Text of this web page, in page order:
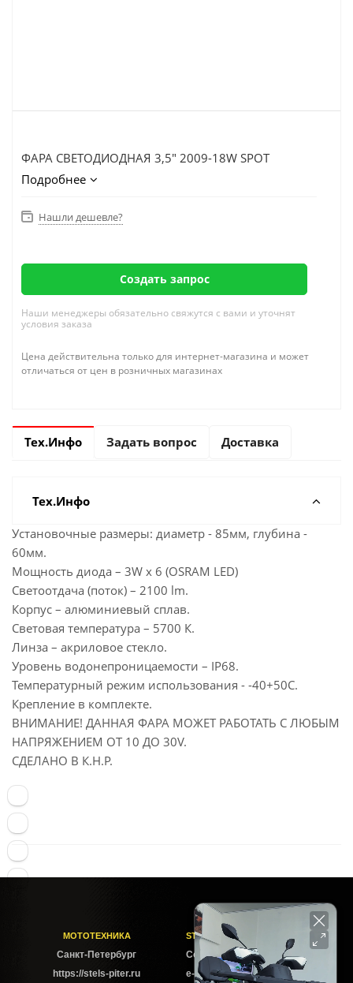
ФАРА СВЕТОДИОДНАЯ 3,5" 2009-18W SPOT
Подробнее
Нашли дешевле?
Создать запрос
Наши менеджеры обязательно свяжутся с вами и уточнят
условия заказа
Цена действительна только для интернет-магазина и может
отличаться от цен в розничных магазинах
Тех.Инфо Задать вопрос Доставка
Тех.Инфо
Установочные размеры: диаметр - 85мм, глубина -
60мм.
Мощность диода – 3W х 6 (OSRAM LED)
Светоотдача (поток) – 2100 lm.
Корпус – алюминиевый сплав.
Световая температура – 5700 К.
Линза – акриловое стекло.
Уровень водонепроницаемости – IP68.
Температурный режим использования - -40+50С.
Крепление в комплекте.
ВНИМАНИЕ! ДАННАЯ ФАРА МОЖЕТ РАБОТАТЬ С ЛЮБЫМ
НАПРЯЖЕНИЕМ ОТ 10 ДО 30V.
СДЕЛАНО В К.Н.Р.
МОТОТЕХНИКА
Cанкт-Петербург
https://stels-piter.ru
STELS-PITER СОФИЙСКАЯ
Софийская ул. 6Б
e-mail: sales@stels-piter.ru